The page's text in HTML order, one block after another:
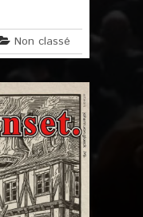
Non classé